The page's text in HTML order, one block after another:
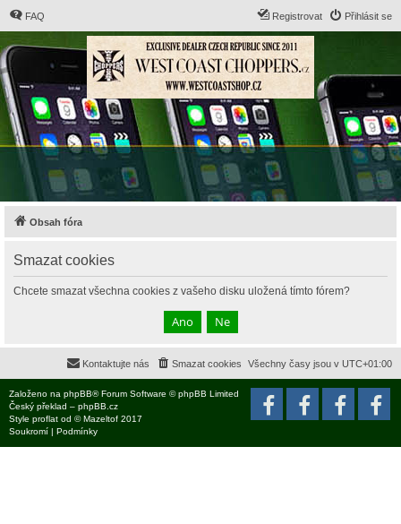
FAQ Přihlásit se
Registrovat
Obsah fóra
Smazat cookies
Chcete smazat všechna cookies z vašeho disku uložená tímto fórem?
Všechny časy jsou v UTC+01:00
Smazat cookies
Kontaktujte nás
Založeno na phpBB® Forum Software © phpBB Limited
Český překlad – phpBB.cz
Style proflat od ©Mazeltof 2017
Soukromí | Podmínky